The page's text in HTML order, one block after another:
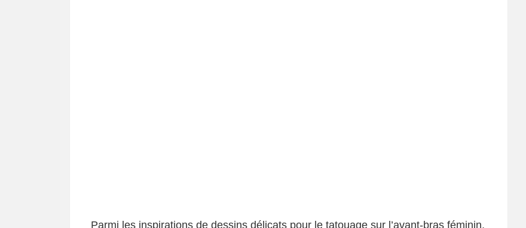
Parmi les inspirations de dessins délicats pour le tatouage sur l’avant-bras féminin,